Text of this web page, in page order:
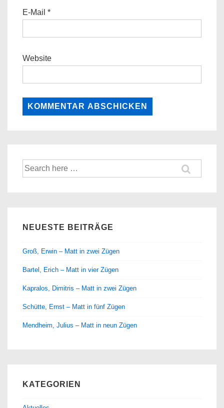
E-Mail *
Website
Suche
nach:
NEUESTE BEITRÄGE
Groß, Erwin – Matt in zwei Zügen
Bartel, Erich – Matt in vier Zügen
Kapralos, Dimitris – Matt in zwei Zügen
Schütte, Ernst – Matt in fünf Zügen
Mendheim, Julius – Matt in neun Zügen
KATEGORIEN